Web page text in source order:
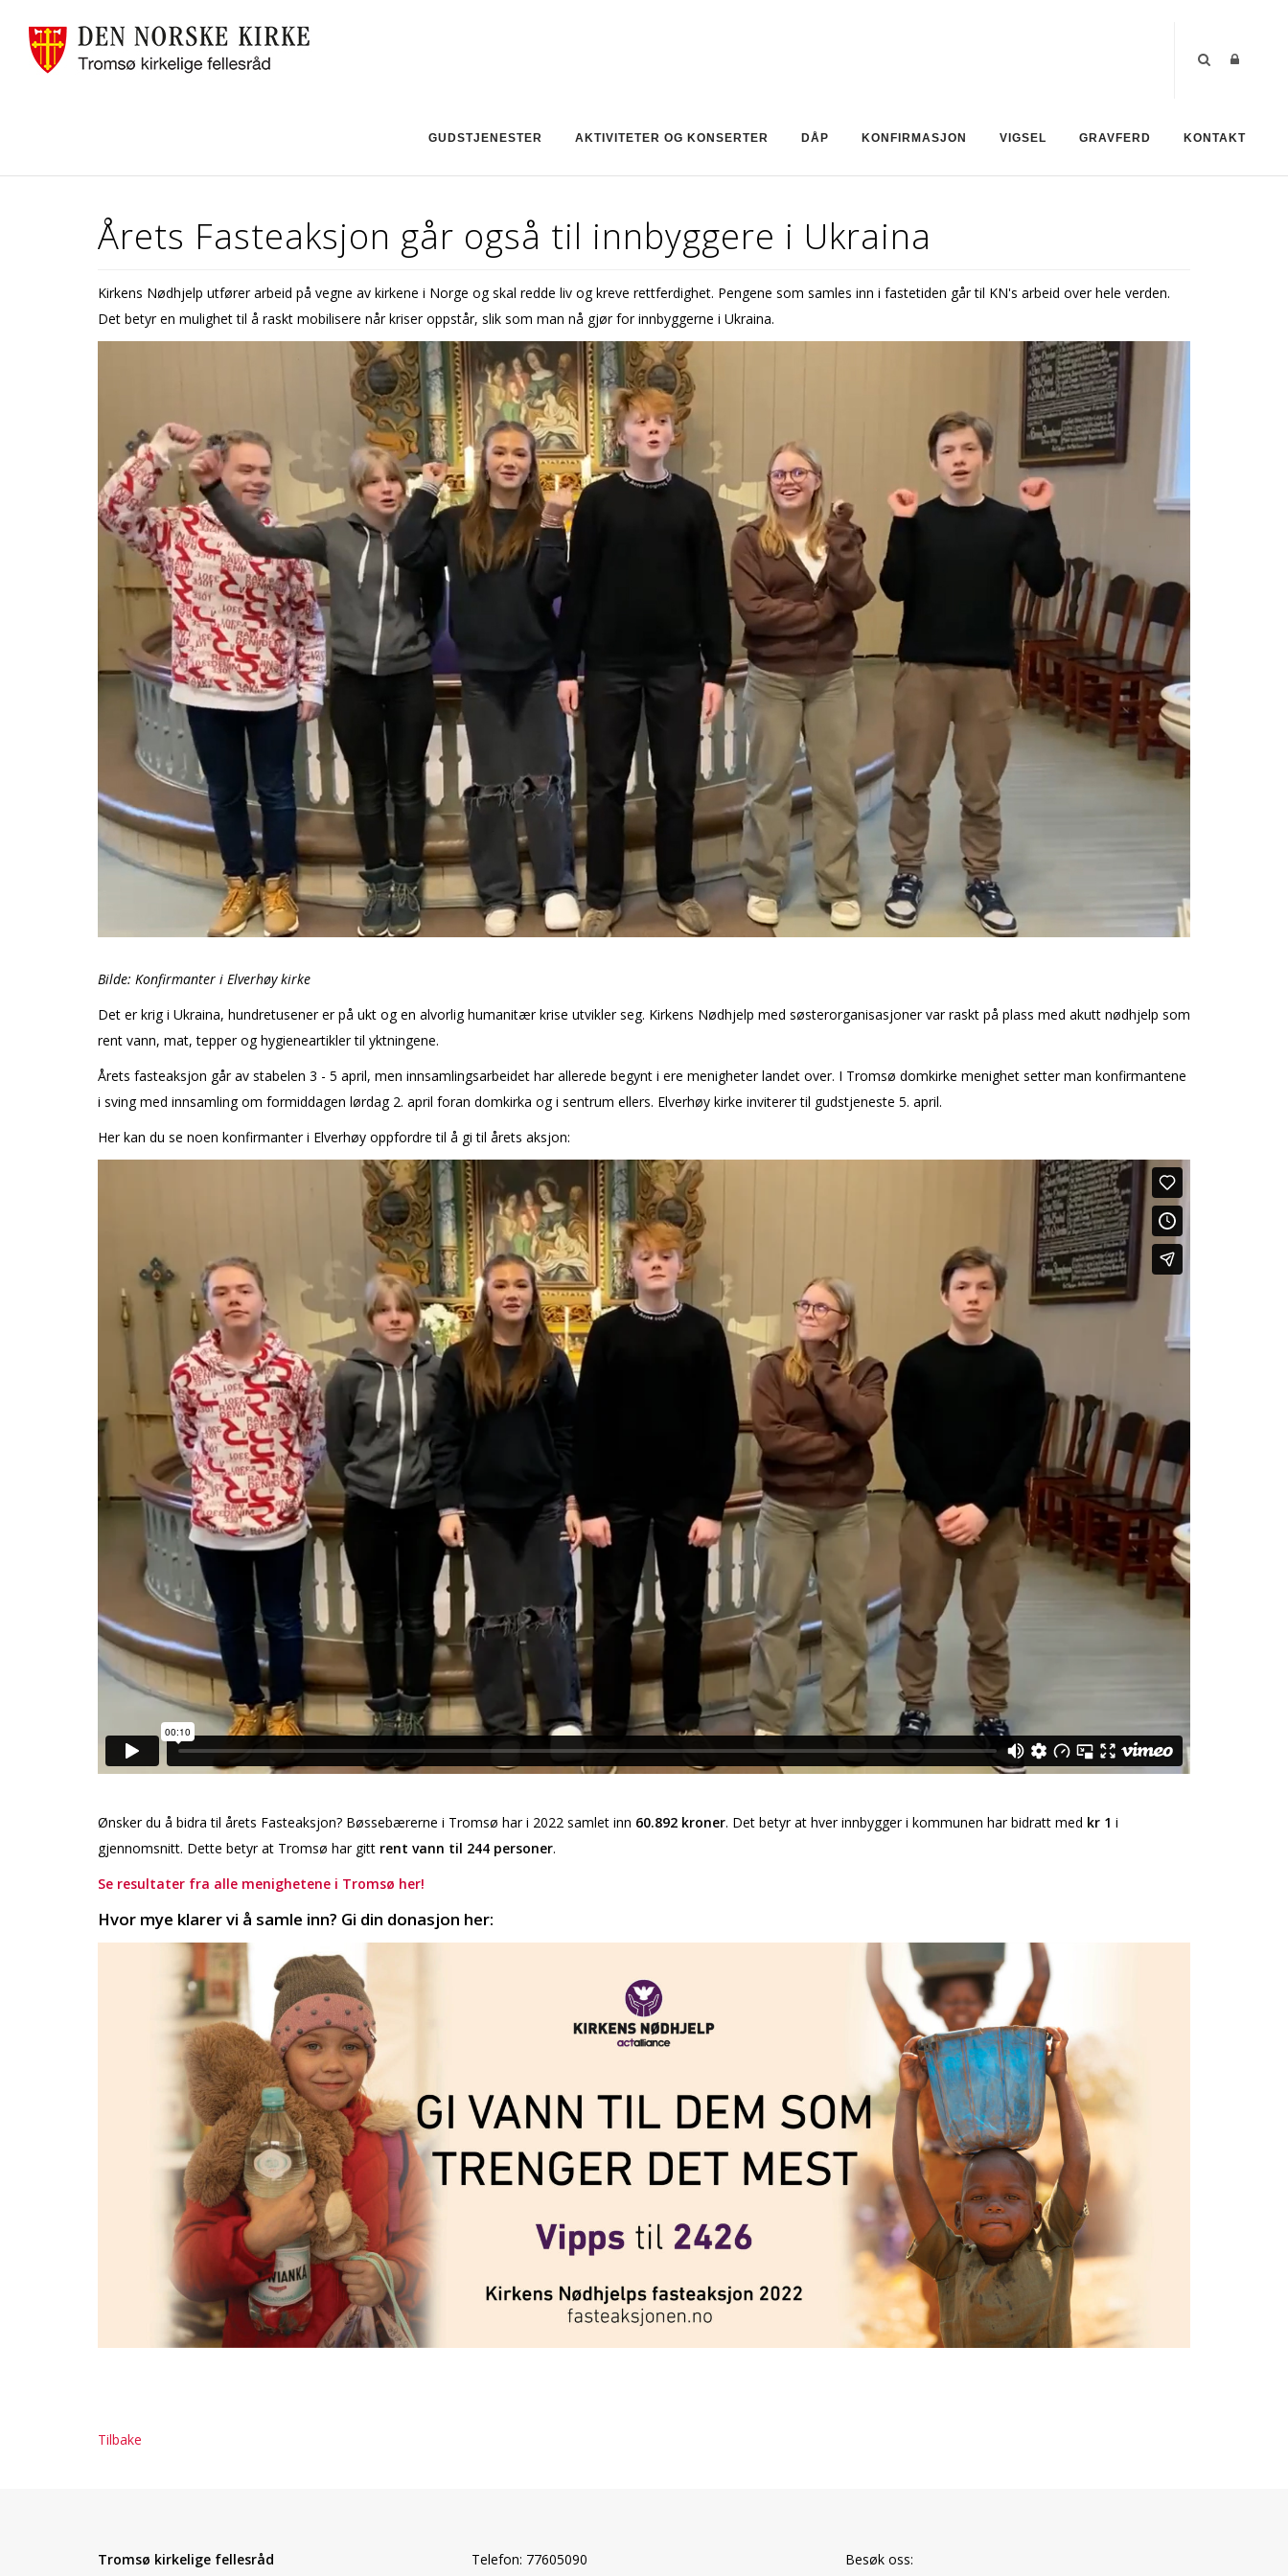
GUDSTJENESTER AKTIVITETER OG KONSERTER DÅP KONFIRMASJON VIGSEL GRAVFERD KONTAKT
Årets Fasteaksjon går også til innbyggere i Ukraina
Kirkens Nødhjelp utfører arbeid på vegne av kirkene i Norge og skal redde liv og kreve rettferdighet. Pengene som samles inn i fastetiden går til KN's arbeid over hele verden.
Det betyr en mulighet til å raskt mobilisere når kriser oppstår, slik som man nå gjør for innbyggerne i Ukraina.
Bilde: Konfirmanter i Elverhøy kirke
Det er krig i Ukraina, hundretusener er på flukt og en alvorlig humanitær krise utvikler seg. Kirkens Nødhjelp med søsterorganisasjoner var raskt på plass med akutt nødhjelp som
rent vann, mat, tepper og hygieneartikler til flyktningene.
Årets fasteaksjon går av stabelen 3 - 5 april, men innsamlingsarbeidet har allerede begynt i flere menigheter landet over. I Tromsø domkirke menighet setter man konfirmantene
i sving med innsamling om formiddagen lørdag 2. april foran domkirka og i sentrum ellers. Elverhøy kirke inviterer til gudstjeneste 5. april.
Her kan du se noen konfirmanter i Elverhøy oppfordre til å gi til årets aksjon:
Ønsker du å bidra til årets Fasteaksjon? Bøssebærerne i Tromsø har i 2022 samlet inn 60.892 kroner. Det betyr at hver innbygger i kommunen har bidratt med kr 1 i
gjennomsnitt. Dette betyr at Tromsø har gitt rent vann til 244 personer.
Se resultater fra alle menighetene i Tromsø her!
Hvor mye klarer vi å samle inn? Gi din donasjon her:
Tilbake
Tromsø kirkelige fellesråd
Telefon: 77605090
Besøk oss: